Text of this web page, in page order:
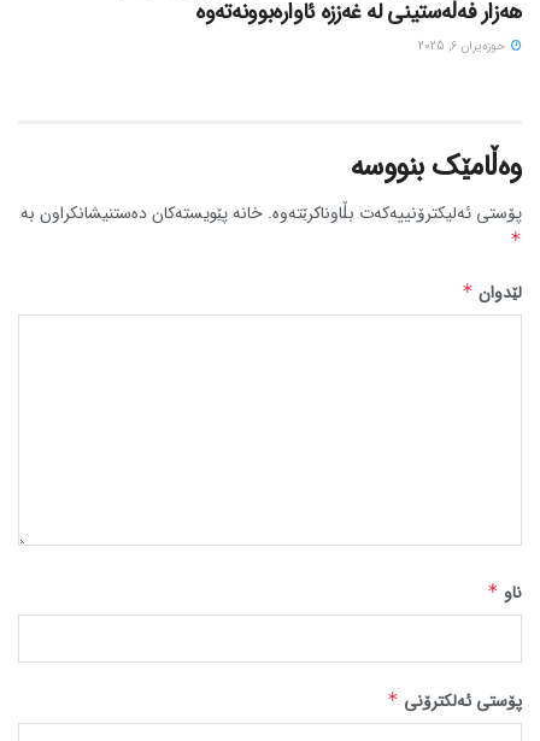
هەزار فەڵەستینی لە غەززە ئاوارەبوونەتەوە
حوزه‌یران 6, 2025
وەڵامێک بنووسە
پۆستی ئەلیکترۆنییەکەت بڵاوناکرێتەوە. خانە پێویستەکان دەستنیشانکراون بە
*
لێدوان *
ناو *
پۆستی ئەلکترۆنی *